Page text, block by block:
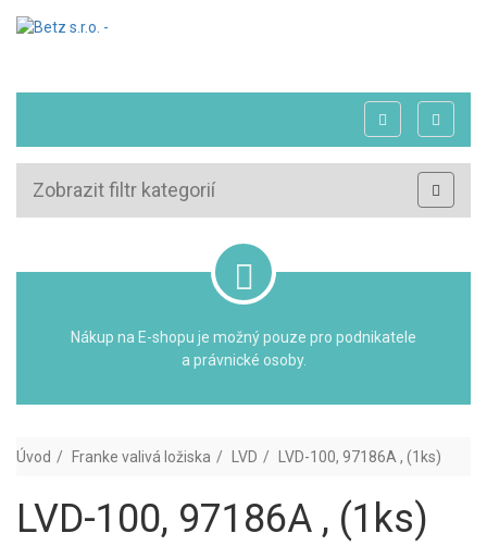
Zobrazit filtr kategorií
Nákup na E-shopu je možný pouze pro podnikatele
a právnické osoby.
Úvod Franke valivá ložiska LVD LVD-100, 97186A , (1ks)
LVD-100, 97186A , (1ks)